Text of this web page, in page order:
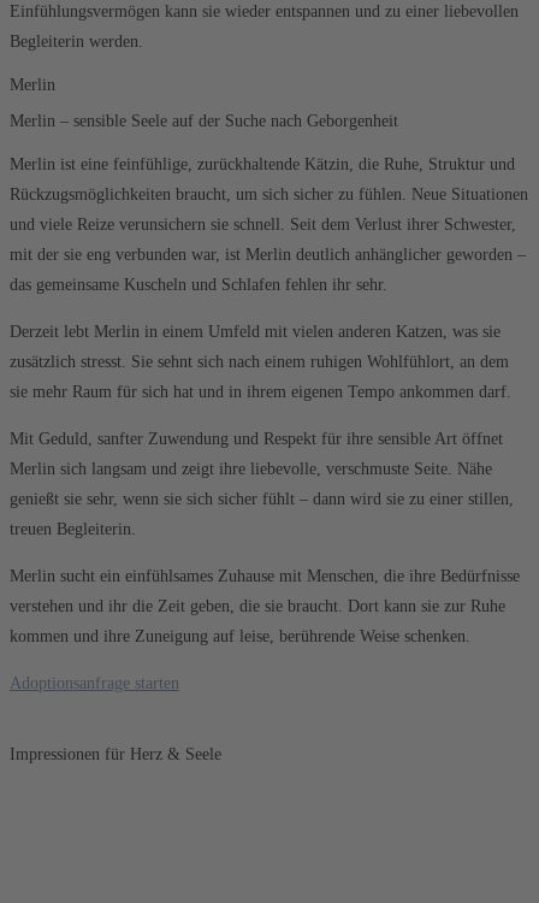
Einfühlungsvermögen kann sie wieder entspannen und zu einer liebevollen
Begleiterin werden.
Merlin
Merlin – sensible Seele auf der Suche nach Geborgenheit
Merlin ist eine feinfühlige, zurückhaltende Kätzin, die Ruhe, Struktur und
Rückzugsmöglichkeiten braucht, um sich sicher zu fühlen. Neue Situationen
und viele Reize verunsichern sie schnell. Seit dem Verlust ihrer Schwester,
mit der sie eng verbunden war, ist Merlin deutlich anhänglicher geworden –
das gemeinsame Kuscheln und Schlafen fehlen ihr sehr.
Derzeit lebt Merlin in einem Umfeld mit vielen anderen Katzen, was sie
zusätzlich stresst. Sie sehnt sich nach einem ruhigen Wohlfühlort, an dem
sie mehr Raum für sich hat und in ihrem eigenen Tempo ankommen darf.
Mit Geduld, sanfter Zuwendung und Respekt für ihre sensible Art öffnet
Merlin sich langsam und zeigt ihre liebevolle, verschmuste Seite. Nähe
genießt sie sehr, wenn sie sich sicher fühlt – dann wird sie zu einer stillen,
treuen Begleiterin.
Merlin sucht ein einfühlsames Zuhause mit Menschen, die ihre Bedürfnisse
verstehen und ihr die Zeit geben, die sie braucht. Dort kann sie zur Ruhe
kommen und ihre Zuneigung auf leise, berührende Weise schenken.
Adoptionsanfrage starten
Impressionen für Herz & Seele